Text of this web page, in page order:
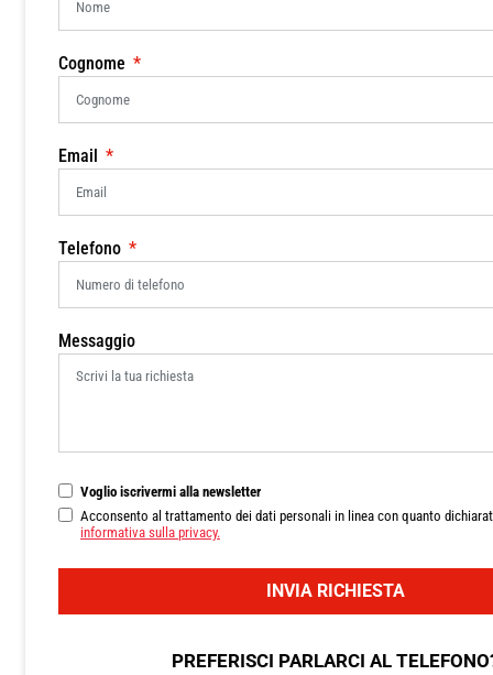
Cognome
Email
Telefono
Messaggio
Voglio iscrivermi alla newsletter
Acconsento al trattamento dei dati personali in linea con quanto
informativa sulla privacy.
INVIA RICHIESTA
PREFERISCI PARLARCI AL